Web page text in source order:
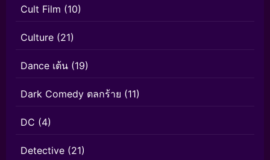
Cult Film (10)
Culture (21)
Dance เต้น (19)
Dark Comedy ตลกร้าย (11)
DC (4)
Detective (21)